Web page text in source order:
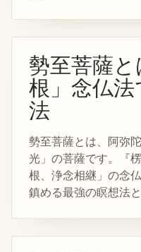
勢至菩薩
根」念仏
法
勢至菩薩とは、阿弥
光」の菩薩です。『
根、浄念相継」の念
鎮める最強の瞑想法